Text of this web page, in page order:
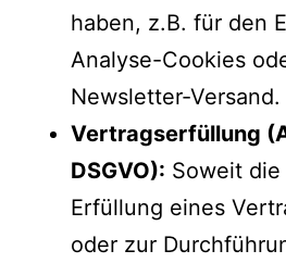
haben, z.B. für den
Analyse-Cookies
Newsletter-Versand.
Vertragserfüllung
DSGVO): Soweit
Erfüllung eines
oder zur